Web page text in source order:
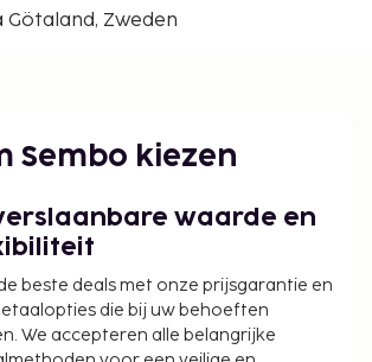
- 25,2 km
Landvetter) - 106,7 km
Landvetter).
zijn gratis
24-uurs businesscentrum en
de lobby. Plan je een evenement in
voor dit hotel met 300 vierkante
Götaland, Zweden
Sembo kiezen
waarde en
beste deals met onze prijsgarantie en
die bij uw behoeften
We accepteren alle belangrijke